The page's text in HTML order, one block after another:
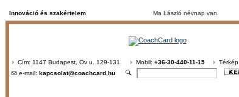
Innováció és szakértelem Ma László névnap van.
Cím: 1147 Budapest, Öv u. 129-131. Mobil: +36-30-440-11-15
Térkép
e-mail: kapcsolat@coachcard.hu